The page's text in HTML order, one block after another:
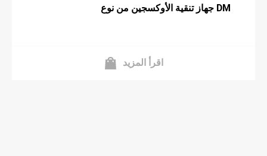
جهاز تنقية الأوكسجين من نوع DM
اقرأ المزيد